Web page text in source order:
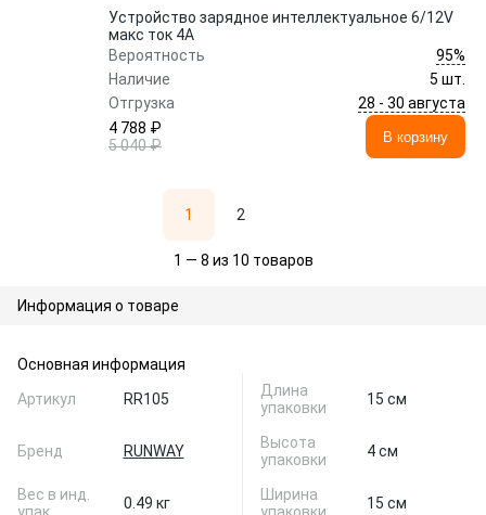
Устройство зарядное интеллектуальное 6/12V
макс ток 4A
Вероятность
95%
Наличие
5 шт.
Отгрузка
28 - 30 августа
4 788 ₽
5 040 ₽
В корзину
1 2
1 — 8 из 10 товаров
Информация о товаре
Основная информация
Артикул
RR105
Бренд RUNWAY
Вес в инд.
0.49 кг
Длина
упаковки
15 см
Высота
упаковки
4 см
Ширина
15 см